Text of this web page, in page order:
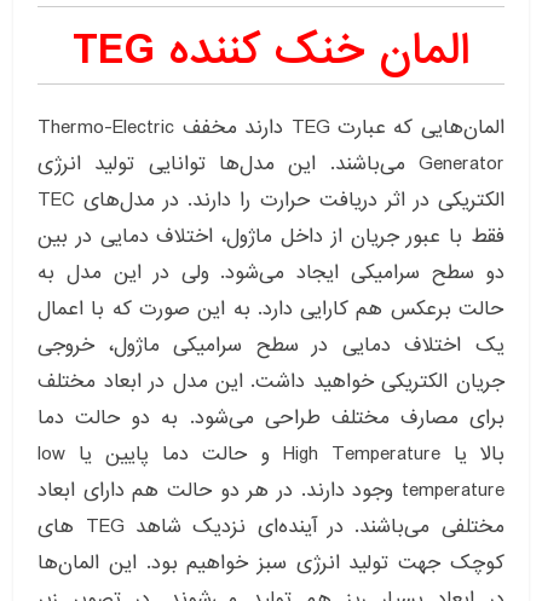
المان خنک کننده TEG
المان‌هایی که عبارت TEG دارند مخفف Thermo-Electric
Generator می‌باشند. این مدل‌ها توانایی تولید انرژی
الکتریکی در اثر دریافت حرارت را دارند. در مدل‌های TEC
فقط با عبور جریان از داخل ماژول، اختلاف دمایی در بین
دو سطح سرامیکی ایجاد می‌شود. ولی در این مدل به
حالت برعکس هم کارایی دارد. به این صورت که با اعمال
یک اختلاف دمایی در سطح سرامیکی ماژول، خروجی
جریان الکتریکی خواهید داشت. این مدل در ابعاد مختلف
برای مصارف مختلف طراحی می‌شود. به دو حالت دما
بالا یا High Temperature و حالت دما پایین یا low
temperature وجود دارند. در هر دو حالت هم دارای ابعاد
مختلفی می‌باشند. در آینده‌ای نزدیک شاهد TEG های
کوچک جهت تولید انرژی سبز خواهیم بود. این المان‌ها